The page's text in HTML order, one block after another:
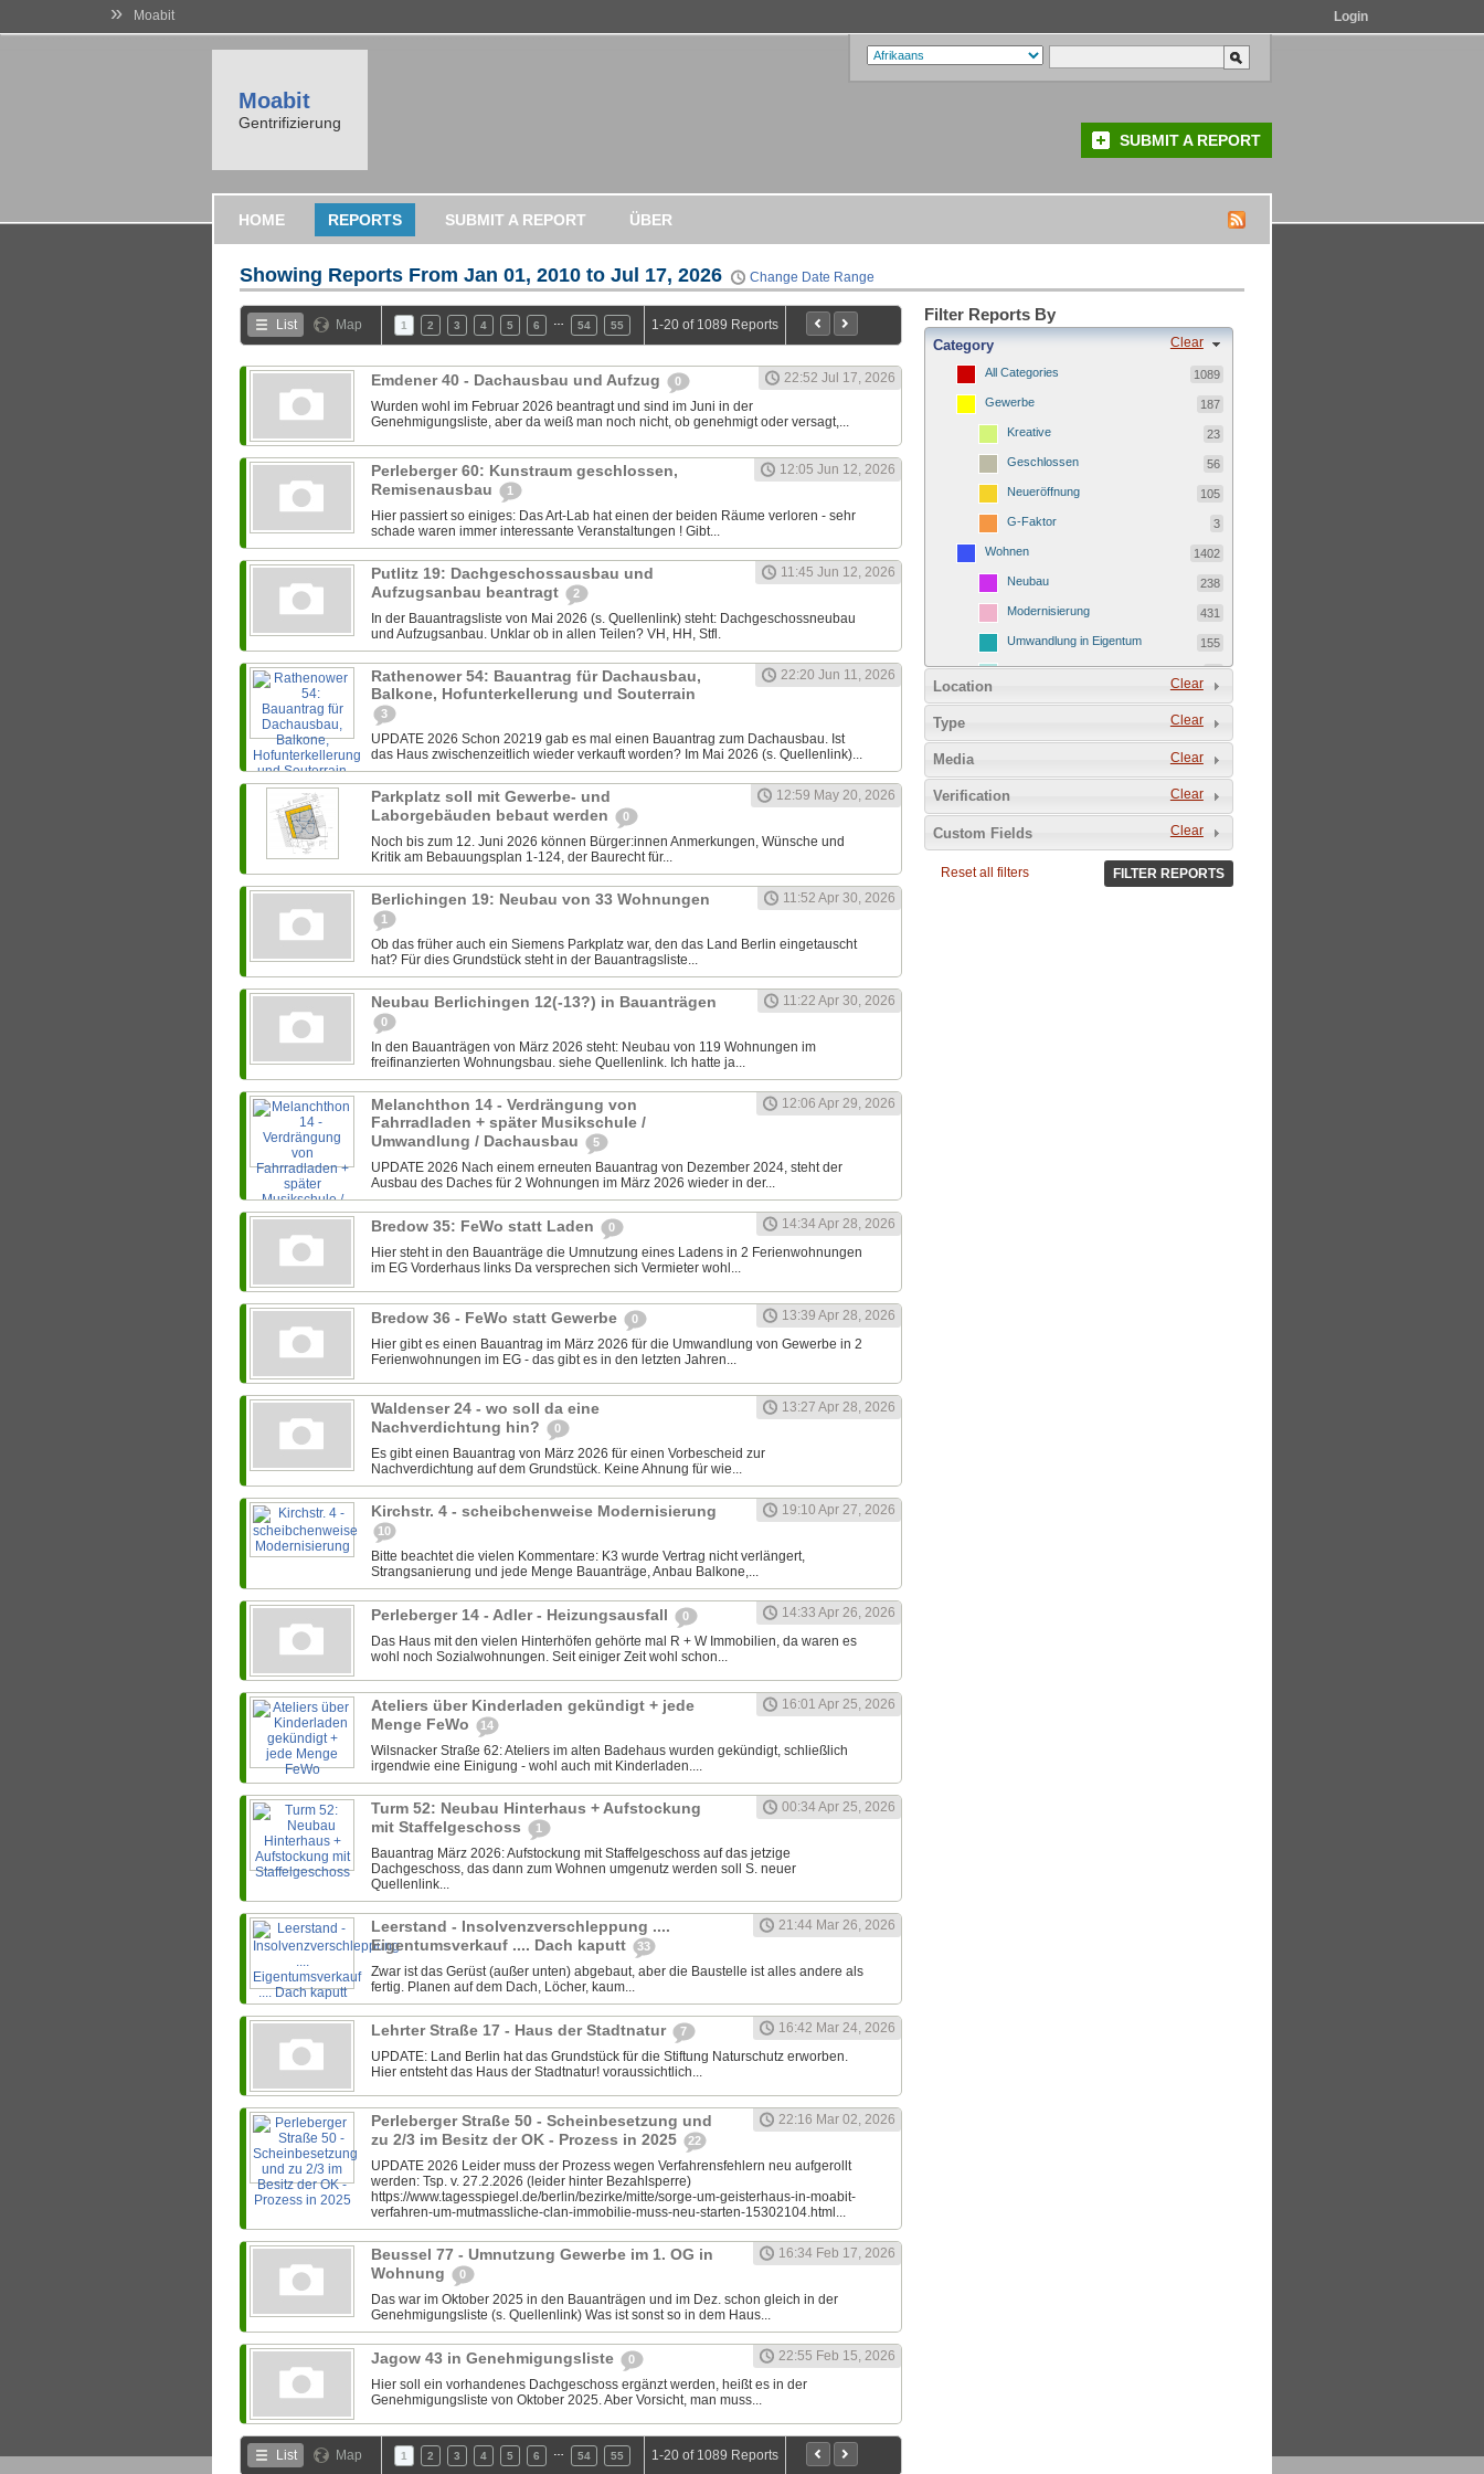
» Moabit Login
Moabit
Gentrifizierung
SUBMIT A REPORT
HOME REPORTS SUBMIT A REPORT ÜBER
Showing Reports From Jan 01, 2010 to Jul 17, 2026 Change Date Range
List Map 1 2 3 4 5 6 54 55 1-20 of 1089 Reports
Emdener 40 - Dachausbau und Aufzug 0
22:52 Jul 17, 2026
Wurden wohl im Februar 2026 beantragt und sind im Juni in der
Genehmigungsliste, aber da weiß man noch nicht, ob genehmigt oder versagt,...
Perleberger 60: Kunstraum geschlossen,
Remisenausbau
1
12:05 Jun 12, 2026
Hier passiert so einiges: Das Art-Lab hat einen der beiden Räume verloren - sehr
schade waren immer interessante Veranstaltungen ! Gibt...
Putlitz 19: Dachgeschossausbau und
Aufzugsanbau beantragt
2
11:45 Jun 12, 2026
In der Bauantragsliste von Mai 2026 (s. Quellenlink) steht: Dachgeschossneubau
und Aufzugsanbau. Unklar ob in allen Teilen? VH, HH, Stfl.
Rathenower 54: Bauantrag für Dachausbau,
Balkone, Hofunterkellerung und Souterrain
3
22:20 Jun 11, 2026
UPDATE 2026 Schon 20219 gab es mal einen Bauantrag zum Dachausbau. Ist
das Haus zwischenzeitlich wieder verkauft worden? Im Mai 2026 (s. Quellenlink)...
Parkplatz soll mit Gewerbe- und
Laborgebäuden bebaut werden
0
12:59 May 20, 2026
Noch bis zum 12. Juni 2026 können Bürger:innen Anmerkungen, Wünsche und
Kritik am Bebauungsplan 1-124, der Baurecht für...
Berlichingen 19: Neubau von 33 Wohnungen
1
11:52 Apr 30, 2026
Ob das früher auch ein Siemens Parkplatz war, den das Land Berlin eingetauscht
hat? Für dies Grundstück steht in der Bauantragsliste...
Neubau Berlichingen 12(-13?) in Bauanträgen
0
11:22 Apr 30, 2026
In den Bauanträgen von März 2026 steht: Neubau von 119 Wohnungen im
freifinanzierten Wohnungsbau. siehe Quellenlink. Ich hatte ja...
Melanchthon 14 - Verdrängung von
Fahrradladen + später Musikschule /
Umwandlung / Dachausbau
5
12:06 Apr 29, 2026
UPDATE 2026 Nach einem erneuten Bauantrag von Dezember 2024, steht der
Ausbau des Daches für 2 Wohnungen im März 2026 wieder in der...
Bredow 35: FeWo statt Laden 0
14:34 Apr 28, 2026
Hier steht in den Bauanträge die Umnutzung eines Ladens in 2 Ferienwohnungen
im EG Vorderhaus links Da versprechen sich Vermieter wohl...
Bredow 36 - FeWo statt Gewerbe 0
13:39 Apr 28, 2026
Hier gibt es einen Bauantrag im März 2026 für die Umwandlung von Gewerbe in 2
Ferienwohnungen im EG - das gibt es in den letzten Jahren...
Waldenser 24 - wo soll da eine
Nachverdichtung hin?
0
13:27 Apr 28, 2026
Es gibt einen Bauantrag von März 2026 für einen Vorbescheid zur
Nachverdichtung auf dem Grundstück. Keine Ahnung für wie...
Kirchstr. 4 - scheibchenweise Modernisierung
10
19:10 Apr 27, 2026
Bitte beachtet die vielen Kommentare: K3 wurde Vertrag nicht verlängert,
Strangsanierung und jede Menge Bauanträge, Anbau Balkone,...
Perleberger 14 - Adler - Heizungsausfall 0
14:33 Apr 26, 2026
Das Haus mit den vielen Hinterhöfen gehörte mal R + W Immobilien, da waren es
wohl noch Sozialwohnungen. Seit einiger Zeit wohl schon...
Ateliers über Kinderladen gekündigt + jede
Menge FeWo
14
16:01 Apr 25, 2026
Wilsnacker Straße 62: Ateliers im alten Badehaus wurden gekündigt, schließlich
irgendwie eine Einigung - wohl auch mit Kinderladen....
Turm 52: Neubau Hinterhaus + Aufstockung
mit Staffelgeschoss
1
00:34 Apr 25, 2026
Bauantrag März 2026: Aufstockung mit Staffelgeschoss auf das jetzige
Dachgeschoss, das dann zum Wohnen umgenutz werden soll S. neuer
Quellenlink...
Leerstand - Insolvenzverschleppung ....
Eigentumsverkauf .... Dach kaputt
33
21:44 Mar 26, 2026
Zwar ist das Gerüst (außer unten) abgebaut, aber die Baustelle ist alles andere als
fertig. Planen auf dem Dach, Löcher, kaum...
Lehrter Straße 17 - Haus der Stadtnatur 7
16:42 Mar 24, 2026
UPDATE: Land Berlin hat das Grundstück für die Stiftung Naturschutz erworben.
Hier entsteht das Haus der Stadtnatur! voraussichtlich...
Perleberger Straße 50 - Scheinbesetzung und
zu 2/3 im Besitz der OK - Prozess in 2025
22
22:16 Mar 02, 2026
UPDATE 2026 Leider muss der Prozess wegen Verfahrensfehlern neu aufgerollt
werden: Tsp. v. 27.2.2026 (leider hinter Bezahlsperre)
https://www.tagesspiegel.de/berlin/bezirke/mitte/sorge-um-geisterhaus-in-moabit-
verfahren-um-mutmassliche-clan-immobilie-muss-neu-starten-15302104.html...
Beussel 77 - Umnutzung Gewerbe im 1. OG in
Wohnung
0
16:34 Feb 17, 2026
Das war im Oktober 2025 in den Bauanträgen und im Dez. schon gleich in der
Genehmigungsliste (s. Quellenlink) Was ist sonst so in dem Haus...
Jagow 43 in Genehmigungsliste 0
22:55 Feb 15, 2026
Hier soll ein vorhandenes Dachgeschoss ergänzt werden, heißt es in der
Genehmigungsliste von Oktober 2025. Aber Vorsicht, man muss...
List Map 1 2 3 4 5 6 54 55 1-20 of 1089 Reports
Filter Reports By
Clear
Category
All Categories 1089
Gewerbe 187
Kreative 23
Geschlossen 56
Neueröffnung 105
G-Faktor 3
Wohnen 1402
Neubau 238
Modernisierung 431
Umwandlung in Eigentum 155
Kostenmietverdrängung 23
Ferienwohnung 151
69
Clear
Location
Clear
Type
Clear
Media
Clear
Verification
Clear
Custom Fields
Reset all filters FILTER REPORTS